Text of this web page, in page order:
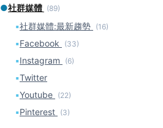
●社群媒體 (89)
▪社群媒體:最新趨勢 (16)
▪Facebook (33)
▪Instagram (6)
▪Twitter
▪Youtube (22)
▪Pinterest (3)